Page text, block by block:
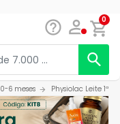
0
0-6 meses Physiolac Leite 1ª